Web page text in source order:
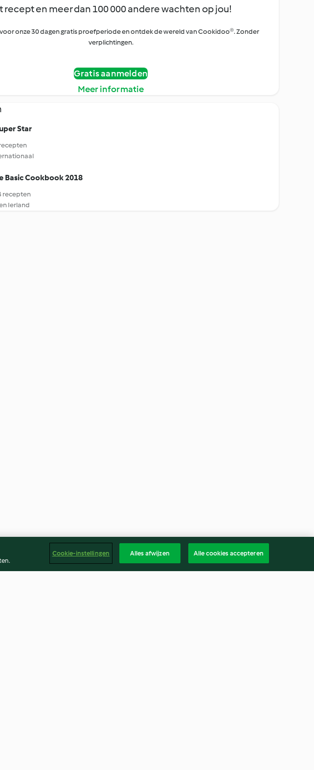
recept en meer dan 100 000 andere wachten op jou!
voor onze 30 dagen gratis proefperiode en ontdek de wereld van Cookidoo®. Zonder
verplichtingen.
Gratis aanmelden
Meer informatie
Star
Basic Cookbook 2018
recepten
Ierland
Cookie-instellingen Alles afwijzen Alle cookies accepteren